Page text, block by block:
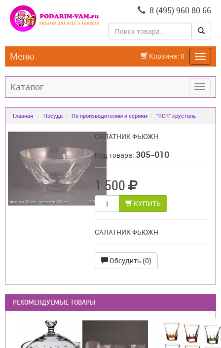
8 (495) 960 80 66
Корзина: 0
Меню
Каталог
Главная Посуда По производителям и сериям "RCR" хрусталь
САЛАТНИК ФЬЮЖН
Код товара: 305-010
1 500
КУПИТЬ
САЛАТНИК ФЬЮЖН
Обсудить (0)
РЕКОМЕНДУЕМЫЕ ТОВАРЫ